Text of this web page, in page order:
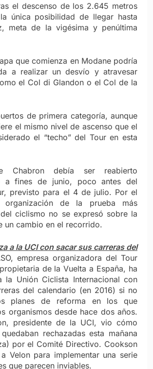
el descenso de los 2.645 metros
única posibilidad de llegar hasta
meta de la vigésima y penúltima
que comienza en Modane podría
a realizar un desvío y atravesar
el Col di Glandon o el Col de la
de primera categoría, aunque
el mismo nivel de ascenso que el
el “techo” del Tour en esta
Chabron debía ser reabierto
a fines de junio, poco antes del
previsto para el 4 de julio. Por el
organización de la prueba más
ciclismo no se expresó sobre la
un cambio en el recorrido.
a la UCI con sacar sus carreras del
empresa organizadora del Tour
de la Vuelta a España, ha
la Unión Ciclista Internacional con
del calendario (en 2016) si no
planes de reforma en los que
organismos desde hace dos años.
presidente de la UCI, vio cómo
rechazadas esta mañana
por el Comité Directivo. Cookson
Velon para implementar una serie
que parecen inviables.